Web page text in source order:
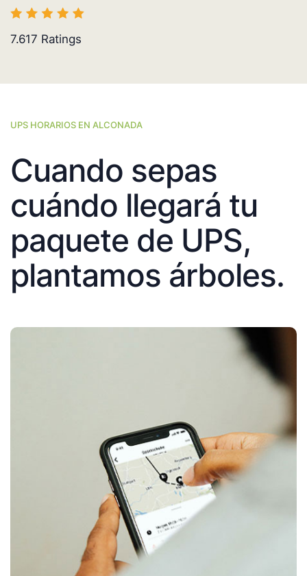
7.617 Ratings
UPS HORARIOS EN ALCONADA
Cuando sepas
cuándo llegará tu
paquete de UPS,
plantamos árboles.